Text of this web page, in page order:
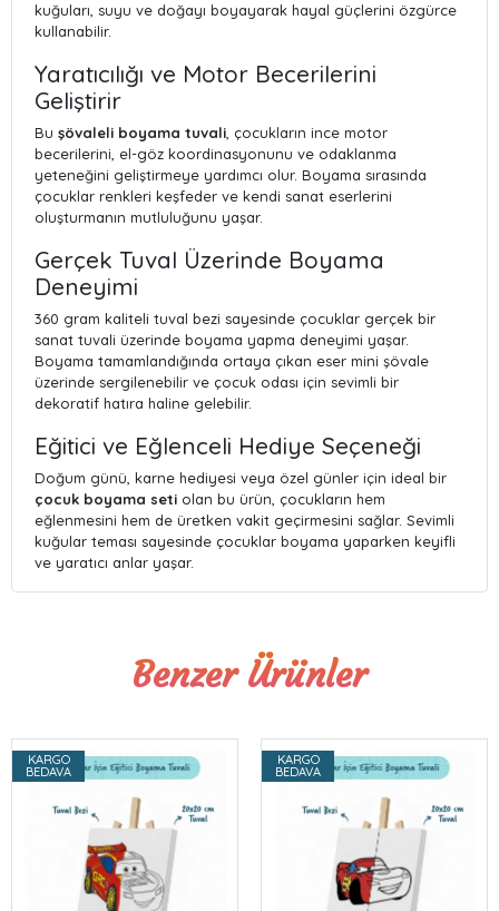
kuğuları, suyu ve doğayı boyayarak hayal güçlerini özgürce
kullanabilir.
Yaratıcılığı ve Motor Becerilerini
Geliştirir
Bu şövaleli boyama tuvali , çocukların ince motor
becerilerini, el-göz koordinasyonunu ve odaklanma
yeteneğini geliştirmeye yardımcı olur. Boyama sırasında
çocuklar renkleri keşfeder ve kendi sanat eserlerini
oluşturmanın mutluluğunu yaşar.
Gerçek Tuval Üzerinde Boyama
Deneyimi
360 gram kaliteli tuval bezi sayesinde çocuklar gerçek bir
sanat tuvali üzerinde boyama yapma deneyimi yaşar.
Boyama tamamlandığında ortaya çıkan eser mini şövale
üzerinde sergilenebilir ve çocuk odası için sevimli bir
dekoratif hatıra haline gelebilir.
Eğitici ve Eğlenceli Hediye Seçeneği
Doğum günü, karne hediyesi veya özel günler için ideal bir
çocuk boyama seti olan bu ürün, çocukların hem
eğlenmesini hem de üretken vakit geçirmesini sağlar. Sevimli
kuğular teması sayesinde çocuklar boyama yaparken keyifli
ve yaratıcı anlar yaşar.
Benzer Ürünler
KARGO
BEDAVA
KARGO
BEDAVA